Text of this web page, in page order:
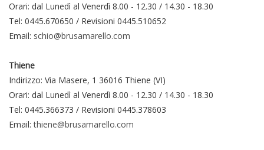
Orari: dal Lunedì al Venerdì 8.00 - 12.30 / 14.30 - 18.30
Tel: 0445.670650 / Revisioni 0445.510652
Email: schio@brusamarello.com
Thiene
Indirizzo: Via Masere, 1 36016 Thiene (VI)
Orari: dal Lunedì al Venerdì 8.00 - 12.30 / 14.30 - 18.30
Tel: 0445.366373 / Revisioni 0445.378603
Email:thiene@brusamarello.com